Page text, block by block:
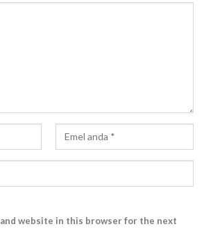
and website in this browser for the next